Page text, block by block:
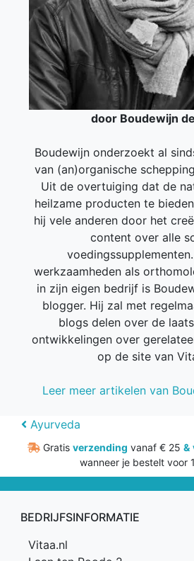
door Boudewijn
Boudewijn onderzoekt al
van (an)organische
Uit de overtuiging dat de
heilzame producten te
hij vele anderen door het
content over alle
werkzaamheden als
in zijn eigen bedrijf is
blogger. Hij zal met
blogs delen over de
ontwikkelingen over
op de site van
Leer meer artikelen van
Bericht
navigatie
Ayurveda
Gratis verzending vanaf € 25 &
wanneer je bestelt voor
BEDRIJFSINFORMATIE
Vitaa.nl